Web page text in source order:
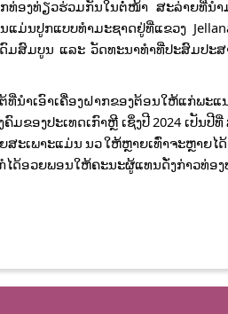
ທ່ອງທ່ຽວຮ່ວມກັນໃນຕໍ່ໜ້າ ສະລ່າຍທີ່ນ
ມ່ນປູກແບບທຳມະຊາດຢູ່ທີ່ແຂວງ
ສົມບູນ ແລະ ວັດທະນາທຳທີ່ປະສົມປະ
ທີ່ນຳເອົາເຄື່ອງຝາກຂອງຕ້ອນໃຫ້ແກ່ພ
ມຂອງປະເທດເກົາຫຼີ ເຊິ່ງປີ 2024 ເປັນ
ສະເພາະແມ່ນ ນວ ໃຫ້ຫຼາຍເທົ່າຈະຫຼາຍ
ໄດ້ອວຍພອນໃຫ້ຄະນະຜູ້ແທນດັ່ງກ່າວທ່